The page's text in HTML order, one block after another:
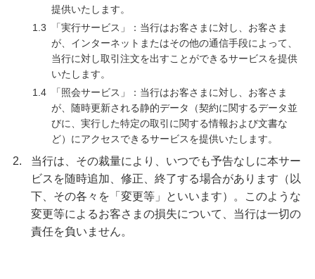
提供いたします。
1.3
「実行サービス」：当行はお客さまに対し、お客さま
が、インターネットまたはその他の通信手段によって、
当行に対し取引注文を出すことができるサービスを提供
いたします。
1.4
「照会サービス」：当行はお客さまに対し、お客さま
が、随時更新される静的データ（契約に関するデータ並
びに、実行した特定の取引に関する情報および文書な
ど）にアクセスできるサービスを提供いたします。
2.
当行は、その裁量により、いつでも予告なしに本サー
ビスを随時追加、修正、終了する場合があります（以
下、その各々を「変更等」といいます）。このような
変更等によるお客さまの損失について、当行は一切の
責任を負いません。